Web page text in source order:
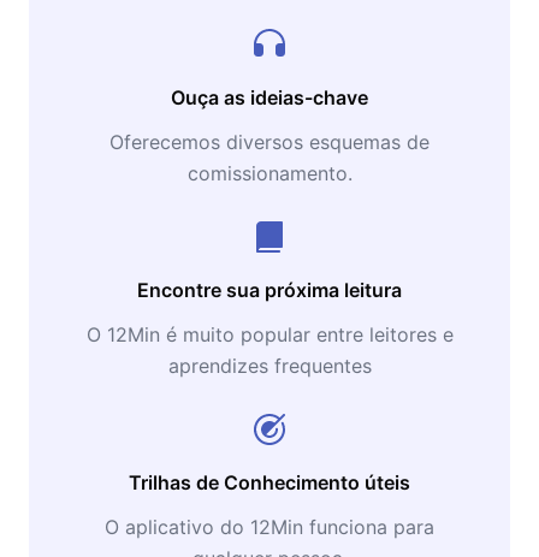
Ouça as ideias-chave
Oferecemos diversos esquemas de
comissionamento.
Encontre sua próxima leitura
O 12Min é muito popular entre leitores e
aprendizes frequentes
Trilhas de Conhecimento úteis
O aplicativo do 12Min funciona para